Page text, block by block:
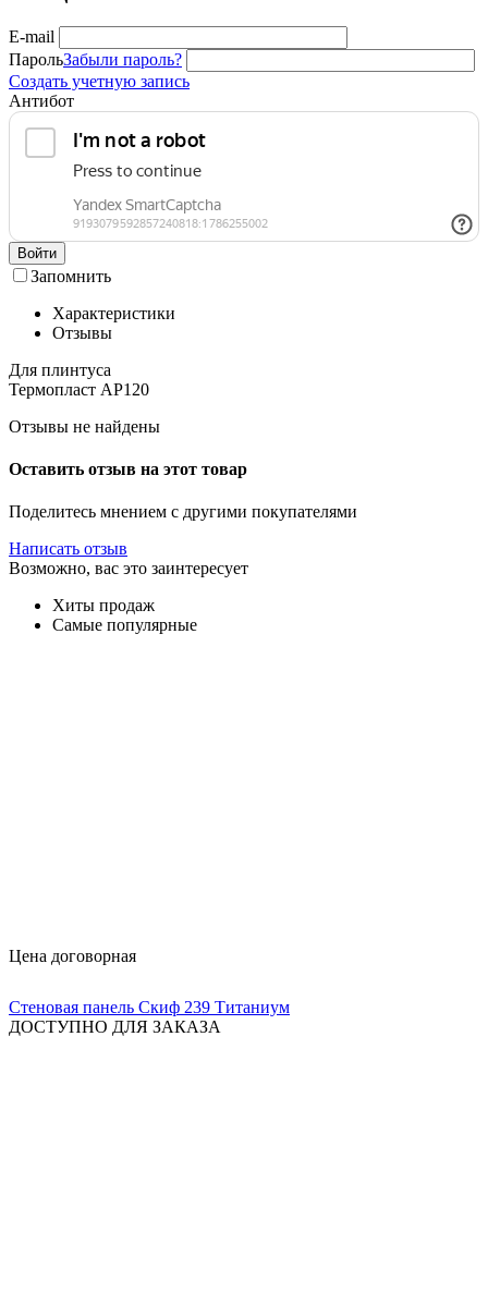
E-mail
ПарольЗабыли пароль?
Создать учетную запись
Антибот
Войти
Запомнить
Характеристики
Отзывы
Для плинтуса
Термопласт АР120
Отзывы не найдены
Оставить отзыв на этот товар
Поделитесь мнением с другими покупателями
Написать отзыв
Возможно, вас это заинтересует
Хиты продаж
Самые популярные
Цена договорная
Стеновая панель Скиф 239 Титаниум
ДОСТУПНО ДЛЯ ЗАКАЗА